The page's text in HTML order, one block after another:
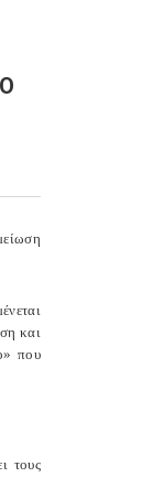
και
που
τους